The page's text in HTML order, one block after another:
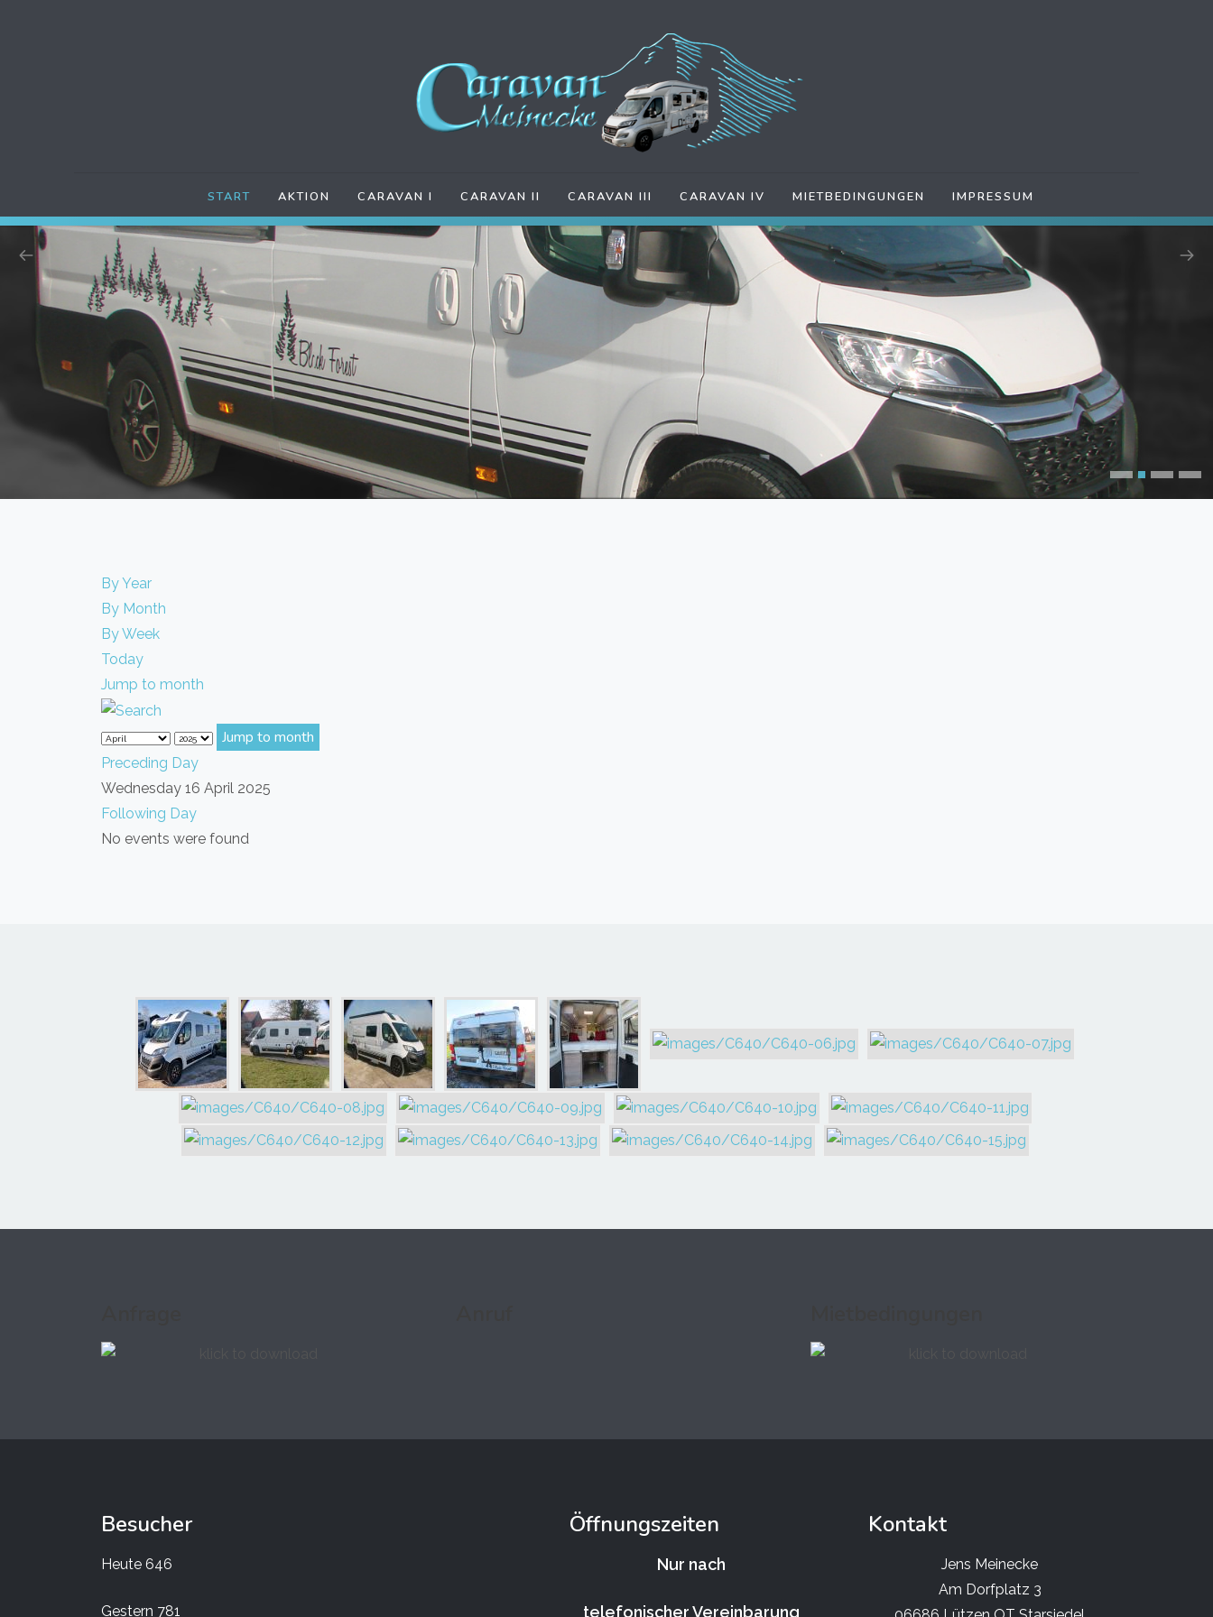
START AKTION CARAVAN I CARAVAN II CARAVAN III CARAVAN IV MIETBEDINGUNGEN IMPRESSUM
By Year
By Month
By Week
Today
Jump to month
Jump to month
Preceding Day
Wednesday 16 April 2025
Following Day
No events were found
Besucher
Heute 646
Gestern 781
Öffnungszeiten
Nur nach
telefonischer Vereinbarung
Kontakt
Jens Meinecke
Am Dorfplatz 3